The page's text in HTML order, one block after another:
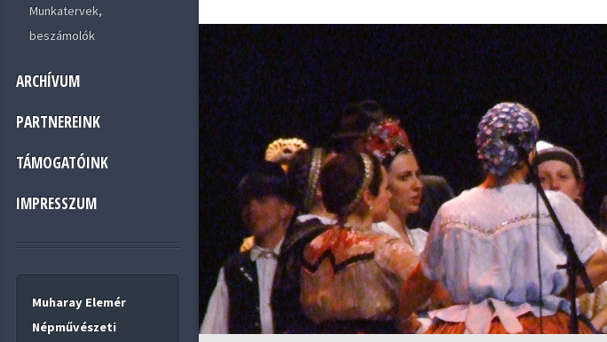
Munkatervek,
beszámolók
ARCHÍVUM
PARTNEREINK
TÁMOGATÓINK
IMPRESSZUM
Muharay Elemér
Népművészeti